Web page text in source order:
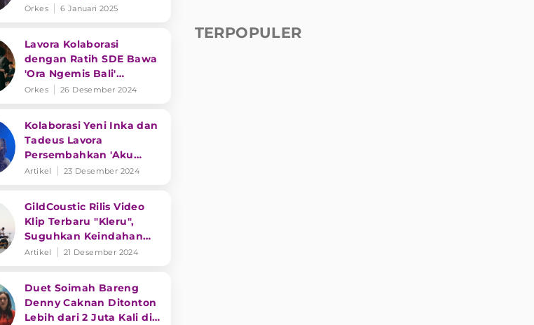
Seluruh Nusantara
Orkes 6 Januari 2025
Lavora Kolaborasi
dengan Ratih SDE Bawa
'Ora Ngemis Bali'
Trending YouTube
Orkes 26 Desember 2024
Kolaborasi Yeni Inka dan
Tadeus Lavora
Persembahkan 'Aku
Ikhlas', Bikin Baper
Artikel 23 Desember 2024
GildCoustic Rilis Video
Klip Terbaru "Kleru",
Suguhkan Keindahan
Karimun Jawa
Artikel 21 Desember 2024
Duet Soimah Bareng
Denny Caknan Ditonton
Lebih dari 2 Juta Kali di
TERPOPULER